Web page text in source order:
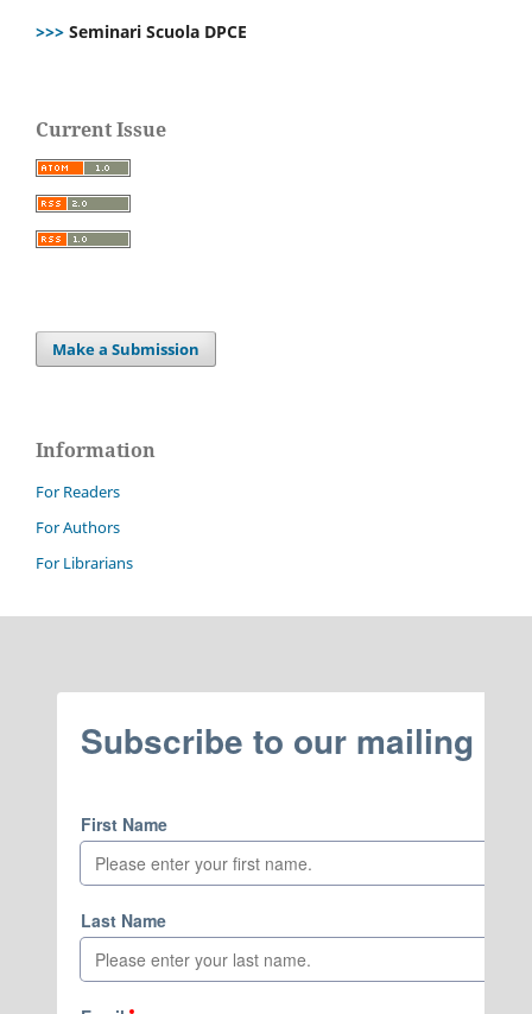
>>> Seminari Scuola DPCE
Current Issue
Make a Submission
Information
For Readers
For Authors
For Librarians